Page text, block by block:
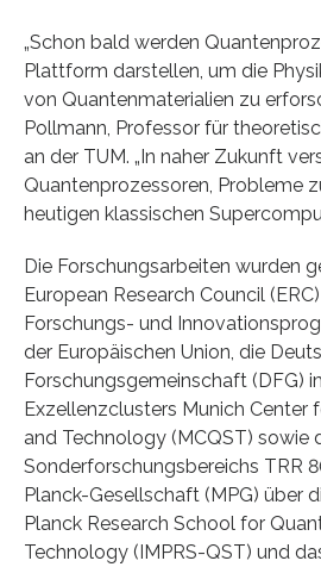
„Schon bald werden
Plattform darstellen, um die
von Quantenmaterialien zu
Pollmann, Professor für
an der TUM. „In naher Zukunft
Quantenprozessoren, Probleme
heutigen klassischen
Die Forschungsarbeiten wurden
European Research Council
Forschungs- und
der Europäischen Union, die
Forschungsgemeinschaft (DFG)
Exzellenzclusters Munich Center
and Technology (MCQST) sowie
Sonderforschungsbereichs TRR
Planck-Gesellschaft (MPG) über
Planck Research School for
Technology (IMPRS-QST) und